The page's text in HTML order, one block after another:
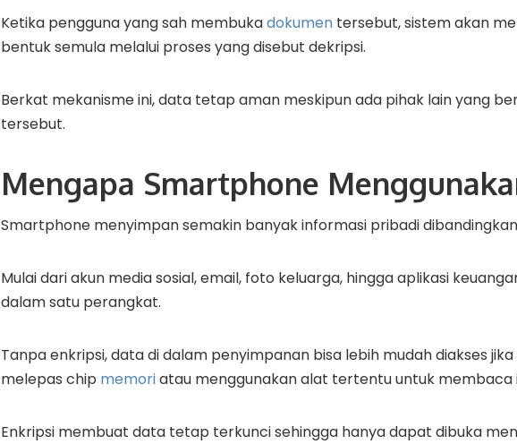
Ketika pengguna yang sah membukadokumen tersebut, sistem akan
bentuk semula melalui proses yang disebut dekripsi.
Berkat mekanisme ini, data tetap aman meskipun ada pihak lain yang
tersebut.
Mengapa Smartphone
Smartphone menyimpan semakin banyak informasi pribadi
Mulai dari akun media sosial, email, foto keluarga, hingga aplikasi
dalam satu perangkat.
Tanpa enkripsi, data di dalam penyimpanan bisa lebih mudah diakses
melepas chip memoriatau menggunakan alat tertentu untuk membaca
Enkripsi membuat data tetap terkunci sehingga hanya dapat dibuka